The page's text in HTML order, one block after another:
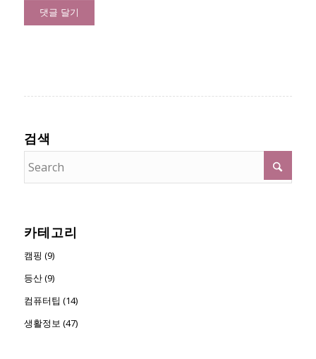
검색
카테고리
캠핑 (9)
등산 (9)
컴퓨터팁 (14)
생활정보 (47)